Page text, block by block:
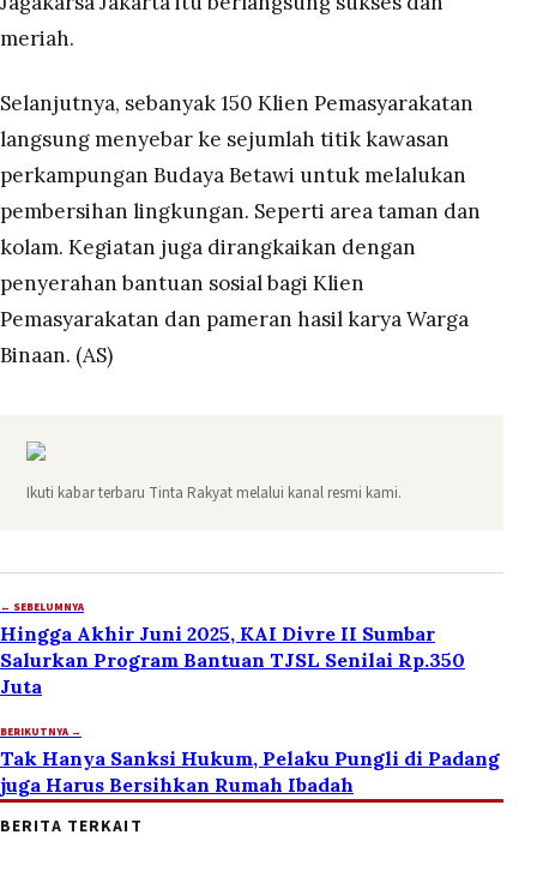
meriah.
Selanjutnya, sebanyak 150 Klien Pemasyarakatan
langsung menyebar ke sejumlah titik kawasan
perkampungan Budaya Betawi untuk melalukan
pembersihan lingkungan. Seperti area taman dan
kolam. Kegiatan juga dirangkaikan dengan
penyerahan bantuan sosial bagi Klien
Pemasyarakatan dan pameran hasil karya Warga
Binaan. (AS)
Ikuti kabar terbaru Tinta Rakyat melalui kanal resmi kami.
← SEBELUMNYA
Hingga Akhir Juni 2025, KAI Divre II Sumbar
Salurkan Program Bantuan TJSL Senilai Rp.350
Juta
BERIKUTNYA →
Tak Hanya Sanksi Hukum, Pelaku Pungli di Padang
juga Harus Bersihkan Rumah Ibadah
BERITA TERKAIT